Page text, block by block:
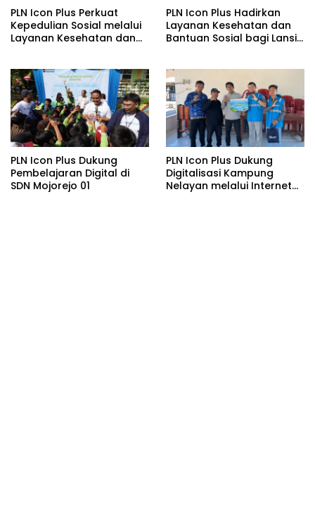
PLN Icon Plus Perkuat
Kepedulian Sosial melalui
Layanan Kesehatan dan
PLN Icon Plus Hadirkan
Layanan Kesehatan dan
Bantuan Sosial bagi Lansia
PLN Icon Plus Dukung
Pembelajaran Digital di
SDN Mojorejo 01
PLN Icon Plus Dukung
Digitalisasi Kampung
Nelayan melalui Internet